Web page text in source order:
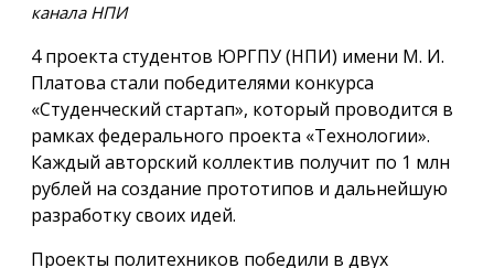
канала НПИ
4 проекта студентов ЮРГПУ (НПИ) имени М. И.
Платова стали победителями конкурса
«Студенческий стартап», который проводится в
рамках федерального проекта «Технологии».
Каждый авторский коллектив получит по 1 млн
рублей на создание прототипов и дальнейшую
разработку своих идей.
Проекты политехников победили в двух